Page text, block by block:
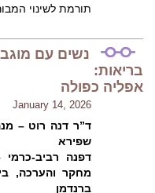
תורמת לשינוי
נשים עם
בריאות:
אפליה כפולה
January 14, 2026
ד”ר דנה רוט –
שפירא
דפנה רביב-
מחקר והערכה,
ברנדמן